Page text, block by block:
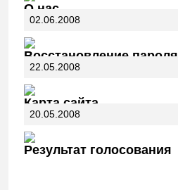
О нас
02.06.2008
Восстановление пароля
22.05.2008
Карта сайта
20.05.2008
Результат голосования